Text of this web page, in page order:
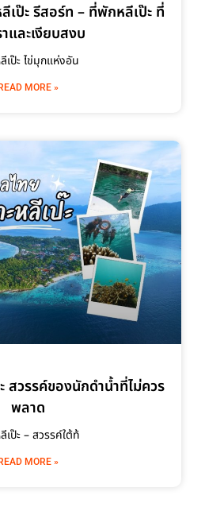
ป๊ะ รีสอร์ท – ที่พักหลีเป๊ะ ที่
และเงียบสงบ
ลีเป๊ะ ไข่มุกแห่งอัน
MORE »
สวรรค์ของนักดำน้ำที่ไม่ควร
พลาด
ลีเป๊ะ – สวรรค์ใต้ท้
READ MORE »